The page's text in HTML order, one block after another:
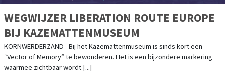
WEGWIJZER LIBERATION ROUTE EUROPE
BIJ KAZEMATTENMUSEUM
KORNWERDERZAND - Bij het Kazemattenmuseum is sinds kort een
“Vector of Memory” te bewonderen. Het is een bijzondere markering
waarmee zichtbaar wordt [...]